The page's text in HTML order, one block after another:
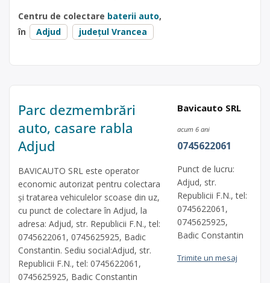
Centru de colectare baterii auto,
în
Adjud județul Vrancea
Parc dezmembrări
auto, casare rabla
Adjud
BAVICAUTO SRL este operator
economic autorizat pentru colectara
și tratarea vehiculelor scoase din uz,
cu punct de colectare în Adjud, la
adresa: Adjud, str. Republicii F.N., tel:
0745622061, 0745625925, Badic
Constantin. Sediu social:Adjud, str.
Republicii F.N., tel: 0745622061,
0745625925, Badic Constantin
Bavicauto SRL
acum 6 ani
0745622061
Punct de lucru:
Adjud, str.
Republicii F.N., tel:
0745622061,
0745625925,
Badic Constantin
Trimite un mesaj